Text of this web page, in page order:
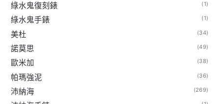
綠水鬼復刻錶 (1)
綠水鬼手錶 (1)
美杜 (34)
諾莫思 (49)
歐米加 (38)
帕瑪強泥 (36)
沛納海 (269)